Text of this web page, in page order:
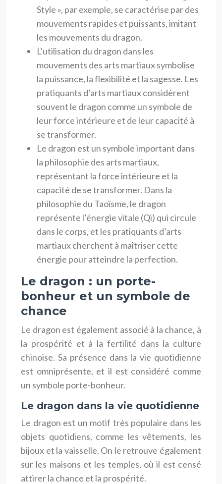
Style », par exemple, se caractérise par des
mouvements rapides et puissants, imitant
les mouvements du dragon.
L’utilisation du dragon dans les
mouvements des arts martiaux symbolise
la puissance, la flexibilité et la sagesse. Les
pratiquants d’arts martiaux considèrent
souvent le dragon comme un symbole de
leur force intérieure et de leur capacité à
se transformer.
Le dragon est un symbole important dans
la philosophie des arts martiaux,
représentant la force intérieure et la
capacité de se transformer. Dans la
philosophie du Taoïsme, le dragon
représente l’énergie vitale (Qi) qui circule
dans le corps, et les pratiquants d’arts
martiaux cherchent à maîtriser cette
énergie pour atteindre la perfection.
Le dragon : un porte-
bonheur et un symbole de
chance
Le dragon est également associé à la chance, à
la prospérité et à la fertilité dans la culture
chinoise. Sa présence dans la vie quotidienne
est omniprésente, et il est considéré comme
un symbole porte-bonheur.
Le dragon dans la vie quotidienne
Le dragon est un motif très populaire dans les
objets quotidiens, comme les vêtements, les
bijoux et la vaisselle. On le retrouve également
sur les maisons et les temples, où il est censé
attirer la chance et la prospérité.